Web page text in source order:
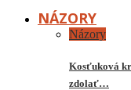
NÁZORY
Názory
Kosťuková
zdolať…